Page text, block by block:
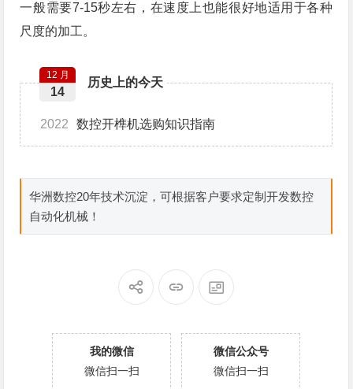
一般需要7-15秒左右，在速度上也能很好地适用于各种
尺度的加工。
历史上的今天
12 月
14
2022 数控开榫机选购知识指南
华洲数控20年技术沉淀，可根据客户要求定制开发数控
自动化机械！
我的微信
微信扫一扫
微信公众号
微信扫一扫